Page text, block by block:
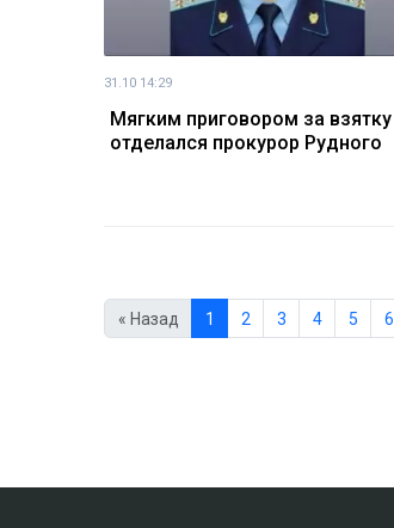
31.10 14:29
Мягким приговором за взятку
отделался прокурор Рудного
« Назад 1 2 3 4 5 6